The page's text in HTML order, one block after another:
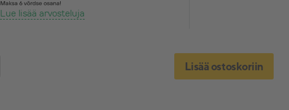
Lue lisää arvosteluja
Lisää ostoskoriin